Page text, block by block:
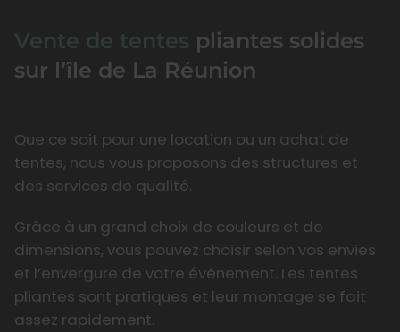
Vente de tentes pliantes solides
sur l’île de La Réunion
Que ce soit pour une location ou un achat de
tentes, nous vous proposons des structures et
des services de qualité.
Grâce à un grand choix de couleurs et de
dimensions, vous pouvez choisir selon vos envies
et l’envergure de votre événement. Les tentes
pliantes sont pratiques et leur montage se fait
assez rapidement.